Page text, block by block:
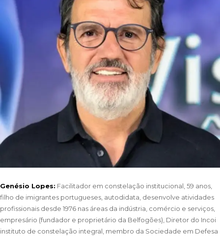
Genésio Lopes: Facilitador em constelação institucional, 59 anos,
filho de imigrantes portugueses, autodidata, desenvolve atividades
profissionais desde 1976 nas áreas da indústria, comércio e serviços,
empresário (fundador e proprietário da Belfogões), Diretor do Incoi
instituto de constelação integral, membro da Sociedade em Defesa